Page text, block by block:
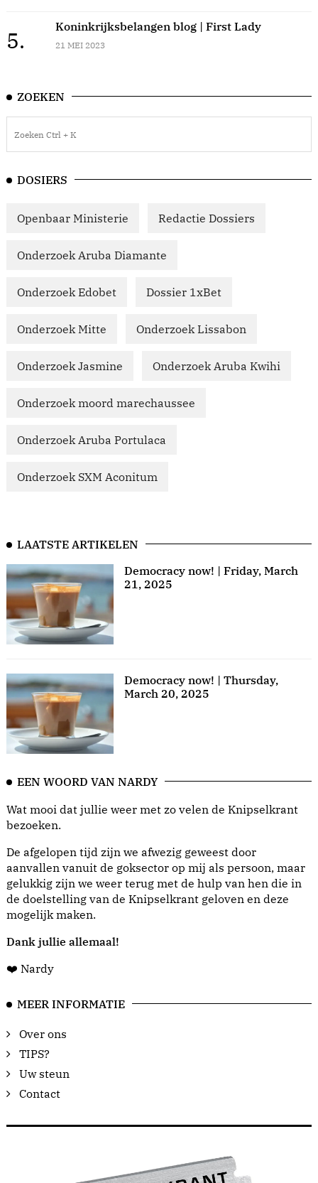
5.
Koninkrijksbelangen blog | First Lady
21 MEI 2023
ZOEKEN
DOSIERS
Openbaar Ministerie Redactie Dossiers
Onderzoek Aruba Diamante
Onderzoek Edobet Dossier 1xBet
Onderzoek Mitte Onderzoek Lissabon
Onderzoek Jasmine Onderzoek Aruba Kwihi
Onderzoek moord marechaussee
Onderzoek Aruba Portulaca
Onderzoek SXM Aconitum
LAATSTE ARTIKELEN
Democracy now! | Friday, March
21, 2025
Democracy now! | Thursday,
March 20, 2025
EEN WOORD VAN NARDY
Wat mooi dat jullie weer met zo velen de Knipselkrant
bezoeken.
De afgelopen tijd zijn we afwezig geweest door
aanvallen vanuit de goksector op mij als persoon, maar
gelukkig zijn we weer terug met de hulp van hen die in
de doelstelling van de Knipselkrant geloven en deze
mogelijk maken.
Dank jullie allemaal!
❤️ Nardy
MEER INFORMATIE
Over ons
TIPS?
Uw steun
Contact